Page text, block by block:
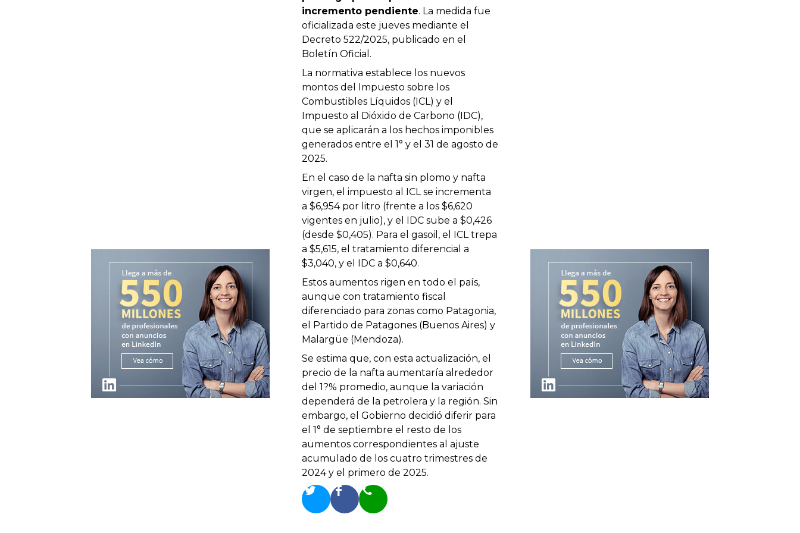
incremento pendiente. La medida fue
oficializada este jueves mediante el
Decreto 522/2025, publicado en el
Boletín Oficial.
La normativa establece los nuevos
montos del Impuesto sobre los
Combustibles Líquidos (ICL) y el
Impuesto al Dióxido de Carbono (IDC),
que se aplicarán a los hechos imponibles
generados entre el 1° y el 31 de agosto de
2025.
En el caso de la nafta sin plomo y nafta
virgen, el impuesto al ICL se incrementa
a $6,954 por litro (frente a los $6,620
vigentes en julio), y el IDC sube a $0,426
(desde $0,405). Para el gasoil, el ICL trepa
a $5,615, el tratamiento diferencial a
$3,040, y el IDC a $0,640.
Estos aumentos rigen en todo el país,
aunque con tratamiento fiscal
diferenciado para zonas como Patagonia,
el Partido de Patagones (Buenos Aires) y
Malargüe (Mendoza).
Se estima que, con esta actualización, el
precio de la nafta aumentaría alrededor
del 1?% promedio, aunque la variación
dependerá de la petrolera y la región. Sin
embargo, el Gobierno decidió diferir para
el 1° de septiembre el resto de los
aumentos correspondientes al ajuste
acumulado de los cuatro trimestres de
2024 y el primero de 2025.